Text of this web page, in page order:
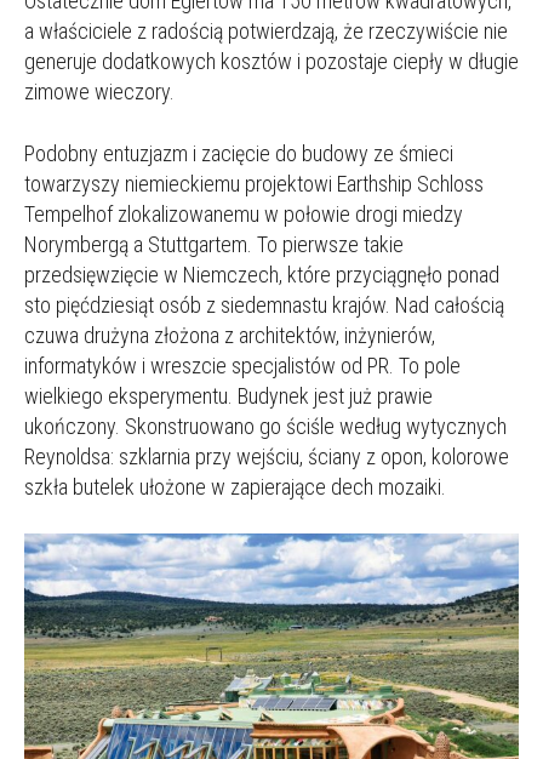
a właściciele z radością potwierdzają, że rzeczywiście nie
generuje dodatkowych kosztów i pozostaje ciepły w długie
zimowe wieczory.
Podobny entuzjazm i zacięcie do budowy ze śmieci
towarzyszy niemieckiemu projektowi Earthship Schloss
Tempelhof zlokalizowanemu w połowie drogi miedzy
Norymbergą a Stuttgartem. To pierwsze takie
przedsięwzięcie w Niemczech, które przyciągnęło ponad
sto pięćdziesiąt osób z siedemnastu krajów. Nad całością
czuwa drużyna złożona z architektów, inżynierów,
informatyków i wreszcie specjalistów od PR. To pole
wielkiego eksperymentu. Budynek jest już prawie
ukończony. Skonstruowano go ściśle według wytycznych
Reynoldsa: szklarnia przy wejściu, ściany z opon, kolorowe
szkła butelek ułożone w zapierające dech mozaiki.